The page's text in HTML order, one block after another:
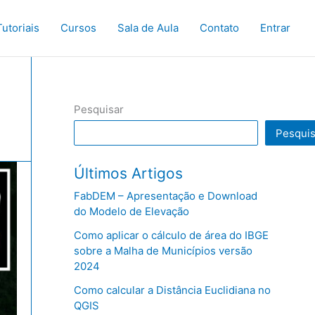
Cursos Sala de Aula Contato Entrar
Pesquisar
Últimos Artigos
FabDEM – Apresentação e Download
do Modelo de Elevação
Como aplicar o cálculo de área do IBGE
sobre a Malha de Municípios versão
2024
Como calcular a Distância Euclidiana no
QGIS